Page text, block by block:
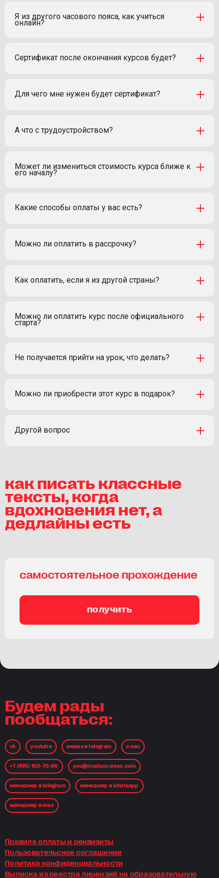
Я из другого часового пояса, как учиться
онлайн?
Сертификат после окончания курсов будет?
Для чего мне нужен будет сертификат?
А что с трудоустройством?
Может ли измениться стоимость курса ближе к
его началу?
Какие способы оплаты у вас есть?
Можно ли оплатить в рассрочку?
Как оплатить, если я из другой страны?
Можно ли оплатить курс после официального
старта?
Не получается прийти на урок, что делать?
Можно ли приобрести этот курс в подарок?
Другой вопрос
как писать классные
тексты, когда
вдохновения нет, а
дедлайны есть
самостоятельное прохождение
получить
Будем рады
пообщаться:
vk youtube медиа в telegram о нас
+7 (495) 150-75-66 you@madscourses.com
менеджер в telegram менеджер в whatsapp
менеджер в max
Правила оплаты и реквизиты
Пользовательское соглашение
Политика конфиденциальности
Выписка из реестра лицензий на образовательную